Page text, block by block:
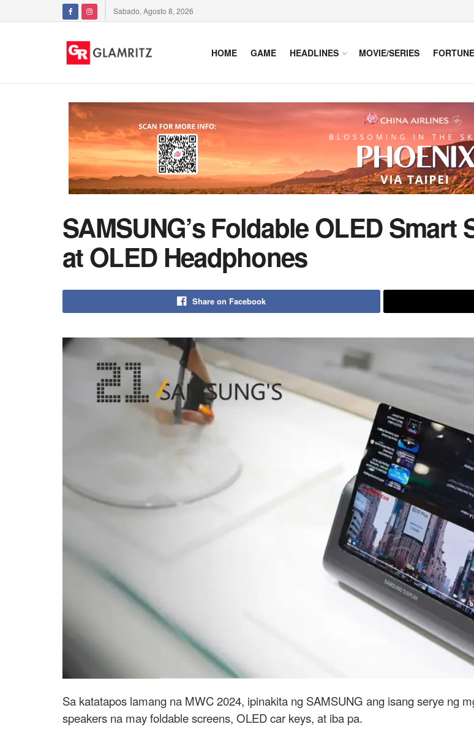
Sabado, Agosto 8, 2026
HOME GAME HEADLINES MOVIE/SERIES FORTUNE
SAMSUNG’s Foldable OLED Smart
at OLED Headphones
Share on Facebook
Sa katatapos lamang na MWC 2024, ipinakita ng SAMSUNG ang isang serye ng
speakers na may foldable screens, OLED car keys, at iba pa.